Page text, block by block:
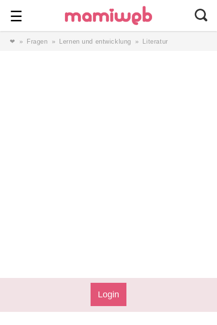
☰ ⎯ Wir lieben Familie ⎯
❤ Fragen Lernen und entwicklung Literatur
Login